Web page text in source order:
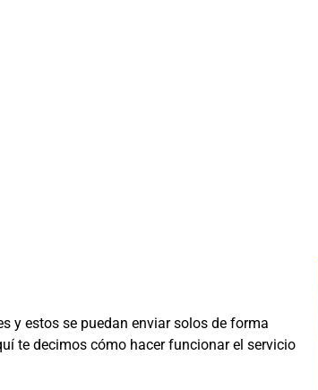
y estos se puedan enviar solos de forma
te decimos cómo hacer funcionar el servicio